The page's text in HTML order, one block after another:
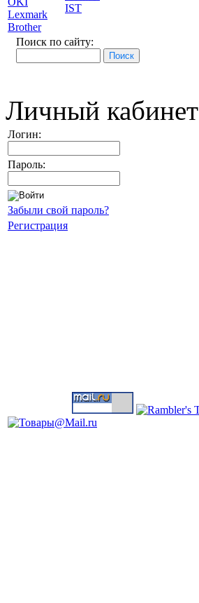
Lexmark
Brother
IST
Поиск по сайту:
Личный кабинет
Логин:
Пароль:
Забыли свой пароль?
Регистрация